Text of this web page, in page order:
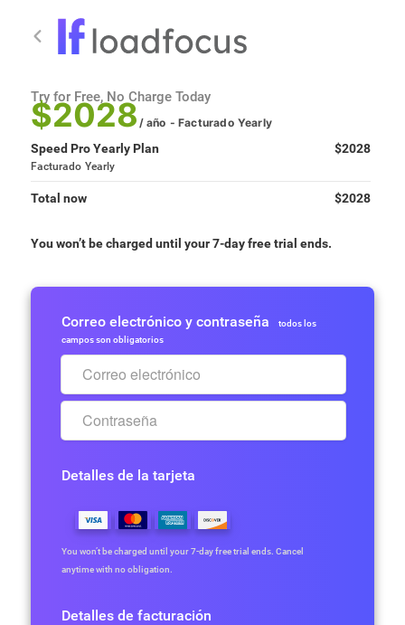
Try for Free, No Charge Today
$2028/ año - Facturado Yearly
Speed Pro Yearly Plan $2028
Facturado Yearly
Total now $2028
You won’t be charged until your 7-day free trial ends.
Correo electrónico y contraseña
todos los
campos son obligatorios
Detalles de la tarjeta
You won’t be charged until your 7-day free trial ends. Cancel
anytime with no obligation.
Detalles de facturación